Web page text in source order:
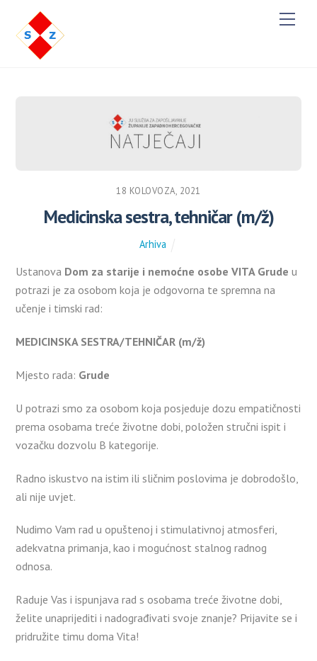
M
e
18 KOLOVOZA, 2021
Medicinska sestra, tehničar (m/ž)
Arhiva
Ustanova Dom za starije i nemoćne osobeVITA Grudeu
potrazi je za osobom koja je odgovorna te spremna na
učenje i timski rad:
MEDICINSKA SESTRA/TEHNIČAR (m/ž)
Mjesto rada: Grude
U potrazi smo za osobom koja posjeduje dozu empatičnosti
prema osobama treće životne dobi, položen stručni ispit i
vozačku dozvolu B kategorije.
Radno iskustvo na istim ili sličnim poslovima je dobrodošlo,
ali nije uvjet.
Nudimo Vam rad u opuštenoj i stimulativnoj atmosferi,
adekvatna primanja, kao i mogućnost stalnog radnog
odnosa.
Raduje Vas i ispunjava rad s osobama treće životne dobi,
želite unaprijediti i nadograđivati svoje znanje? Prijavite se i
pridružite timu doma Vita!